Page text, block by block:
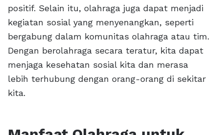
positif. Selain itu, olahraga juga dapat menjadi
kegiatan sosial yang menyenangkan, seperti
bergabung dalam komunitas olahraga atau tim.
Dengan berolahraga secara teratur, kita dapat
menjaga kesehatan sosial kita dan merasa
lebih terhubung dengan orang-orang di sekitar
kita.